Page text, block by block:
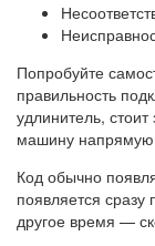
Попробуйте
правильность
удлинитель,
машину
Код обычно
появляется сразу
другое время —